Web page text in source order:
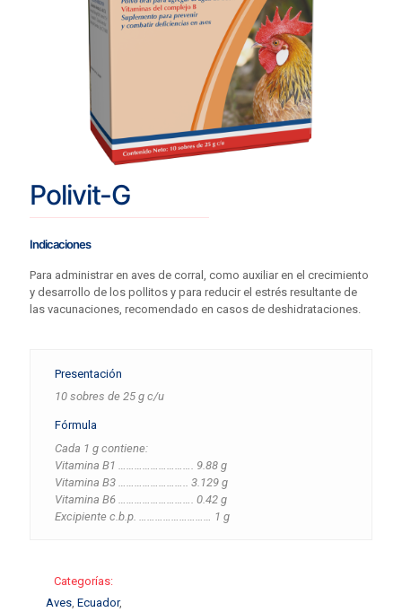
Polivit-G
Indicaciones
Para administrar en aves de corral, como auxiliar en el crecimiento
y desarrollo de los pollitos y para reducir el estrés resultante de
las vacunaciones, recomendado en casos de deshidrataciones.
Presentación
10 sobres de 25 g c/u
Fórmula
Cada 1 g contiene:
Vitamina B1 ………………………. 9.88 g
Vitamina B3 …………………….. 3.129 g
Vitamina B6 ………………………. 0.42 g
Excipiente c.b.p. ……………………… 1 g
Categorías:
Aves, Ecuador,